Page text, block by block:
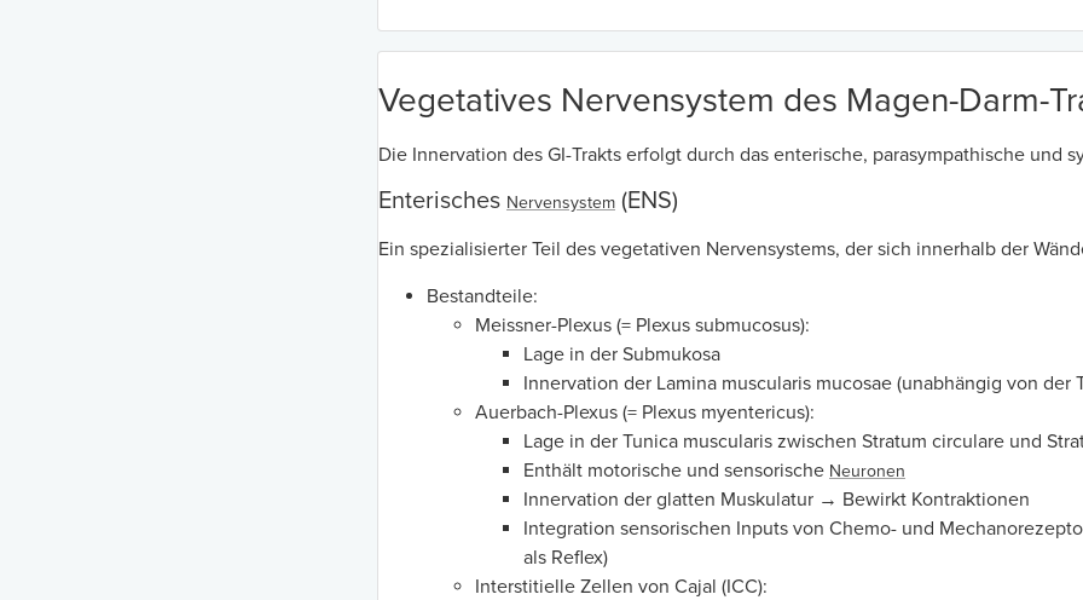
Vegetatives Nervensystem des Magen-Darm-
Die Innervation des GI-Trakts erfolgt durch das enterische, parasympathische und
Enterisches Nervensystem (ENS)
Ein spezialisierter Teil des vegetativen Nervensystems, der sich innerhalb der
Bestandteile:
Meissner-Plexus (= Plexus submucosus):
Lage in der Submukosa
Innervation der Lamina muscularis mucosae (unabhängig von der
Auerbach-Plexus (= Plexus myentericus):
Lage in der Tunica muscularis zwischen Stratum circulare und
Enthält motorische und sensorische Neuronen
Innervation der glatten Muskulatur → Bewirkt Kontraktionen
Integration sensorischen Inputs von Chemo- und
als Reflex)
Interstitielle Zellen von Cajal (ICC):